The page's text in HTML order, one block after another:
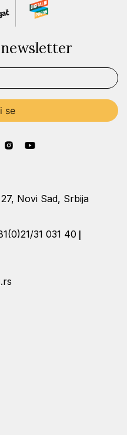
Novi Sad, Srbija
31 031 40 |